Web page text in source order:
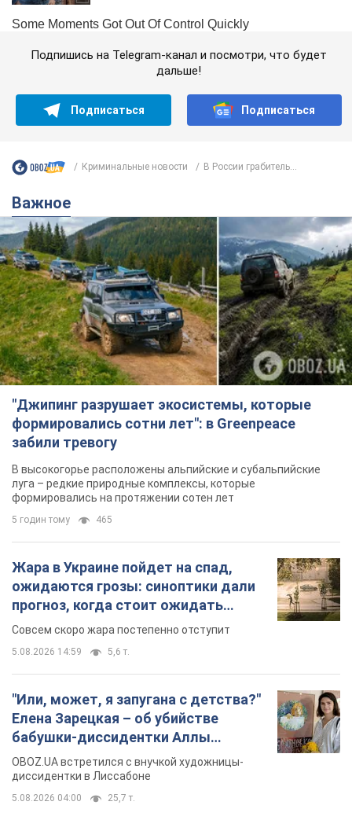
Подпишись на Telegram-канал и посмотри, что будет
дальше!
Подписаться Подписаться
Криминальные новости В России грабитель...
Важное
"Джипинг разрушает экосистемы, которые
формировались сотни лет": в Greenpeace
забили тревогу
В высокогорье расположены альпийские и субальпийские
луга – редкие природные комплексы, которые
формировались на протяжении сотен лет
5 годин тому 465
Жара в Украине пойдет на спад,
ожидаются грозы: синоптики дали
прогноз, когда стоит ожидать
изменения погоды
Совсем скоро жара постепенно отступит
5.08.2026 14:59 5,6 т.
"Или, может, я запугана с детства?"
Елена Зарецкая – об убийстве
бабушки-диссидентки Аллы
Горской, критике сына Стуса и
бегстве в Португалию с пятью
детьми
OBOZ.UA встретился с внучкой художницы-
диссидентки в Лиссабоне
5.08.2026 04:00 25,7 т.